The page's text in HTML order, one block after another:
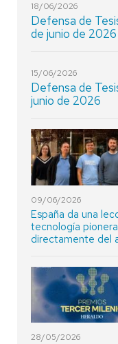
18/06/2026
Defensa de
de junio de 2026
15/06/2026
Defensa de
junio de 2026
09/06/2026
España da una
tecnología
directamente del
28/05/2026